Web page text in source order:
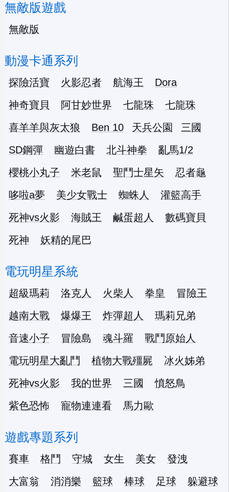
無敵版遊戲
無敵版
動漫卡通系列
探險活寶 火影忍者 航海王
Dora
神奇寶貝
阿甘妙世界 七龍珠
七龍珠
喜羊羊與灰太狼
Ben 10 天兵公園
三國
SD鋼彈
幽遊白書 北斗神拳
亂馬1/2
櫻桃小丸子
米老鼠 聖鬥士星矢
忍者龜
哆啦a夢
美少女戰士 蜘蛛人
灌籃高手
死神vs火影
海賊王 鹹蛋超人
數碼寶貝
死神
妖精的尾巴
電玩明星系統
超級瑪莉 洛克人 火柴人 拳皇
冒險王
越南大戰
爆爆王 炸彈超人
瑪莉兄弟
音速小子
冒險島 魂斗羅
戰鬥原始人
電玩明星大亂鬥
植物大戰殭屍
冰火姊弟
死神vs火影
我的世界 三國
憤怒鳥
紫色恐怖
寵物連連看 馬力歐
遊戲專題系列
賽車 格鬥 守城 女生 美女
發洩
大富翁
消消樂 籃球 棒球 足球
躲避球